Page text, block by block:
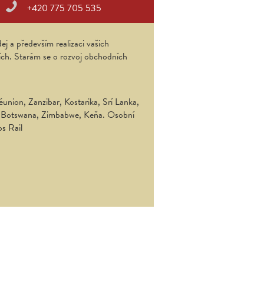
+420 775 705 535
a především realizaci vašich
Starám se o rozvoj obchodních
Zanzibar, Kostarika, Srí Lanka,
Zimbabwe, Keňa. Osobní
Rail